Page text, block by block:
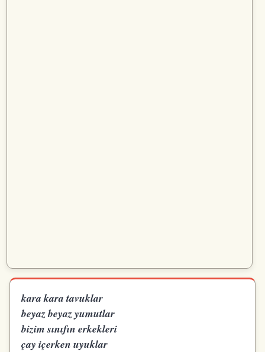
kara kara tavuklar
beyaz beyaz yumutlar
bizim sınıfın erkekleri
çay içerken uyuklar